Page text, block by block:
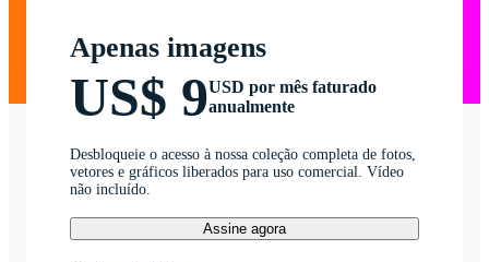
Apenas imagens
US$ 9USD por mês faturado
anualmente
Desbloqueie o acesso à nossa coleção completa de fotos,
vetores e gráficos liberados para uso comercial. Vídeo
não incluído.
Assine agora